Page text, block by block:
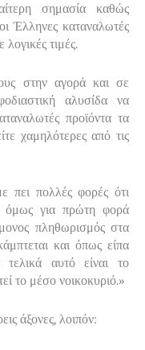
σημασία καθώς
Έλληνες καταναλωτές
τιμές.
στην αγορά και σε
αλυσίδα να
προϊόντα τα
χαμηλότερες από τις
πει πολλές φορές ότι
όμως για πρώτη φορά
πληθωρισμός στα
και όπως είπα
αυτό είναι το
το μέσο νοικοκυριό.»
άξονες, λοιπόν: